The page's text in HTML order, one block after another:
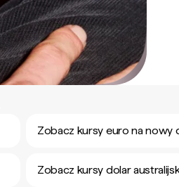
Zobacz kursy euro na nowy
Zobacz kursy dolar